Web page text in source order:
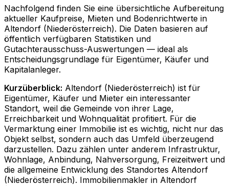
Nachfolgend finden Sie eine übersichtliche Aufbereitung
aktueller Kaufpreise, Mieten und Bodenrichtwerte in
Altendorf (Niederösterreich). Die Daten basieren auf
öffentlich verfügbaren Statistiken und
Gutachterausschuss-Auswertungen — ideal als
Entscheidungsgrundlage für Eigentümer, Käufer und
Kapitalanleger.
Kurzüberblick: Altendorf (Niederösterreich) ist für
Eigentümer, Käufer und Mieter ein interessanter
Standort, weil die Gemeinde von ihrer Lage,
Erreichbarkeit und Wohnqualität profitiert. Für die
Vermarktung einer Immobilie ist es wichtig, nicht nur das
Objekt selbst, sondern auch das Umfeld überzeugend
darzustellen. Dazu zählen unter anderem Infrastruktur,
Wohnlage, Anbindung, Nahversorgung, Freizeitwert und
die allgemeine Entwicklung des Standortes Altendorf
(Niederösterreich). Immobilienmakler in Altendorf